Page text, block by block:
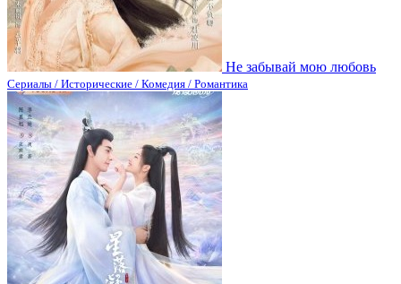
Не забывай мою любовь
Сериалы / Исторические / Комедия / Романтика